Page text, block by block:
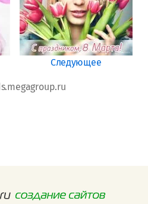
Следующее